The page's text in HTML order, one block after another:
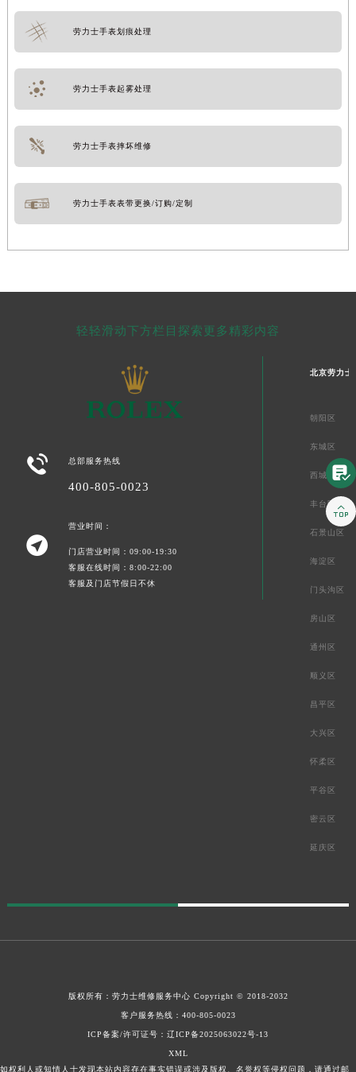
劳力士手表划痕处理
劳力士手表起雾处理
劳力士手表摔坏维修
劳力士手表表带更换/订购/定制
轻轻滑动下方栏目探索更多精彩内容
 总部服务热线
400-805-0023

营业时间：
门店营业时间：09:00-19:30
客服在线时间：8:00-22:00
客服及门店节假日不休
北京劳力士
朝阳区
东城区
西城区
丰台区
石景山区
海淀区
门头沟区
房山区
通州区
顺义区
昌平区
大兴区
怀柔区
平谷区
密云区
延庆区
版权所有： 劳力士维修服务中心 Copyright © 2018-2032
客户服务热线： 400-805-0023
ICP备案/许可证号：辽ICP备2025063022号-13
XML
如权利人或知情人士发现本站内容存在事实错误或涉及版权、名誉权等侵权问题，请通过邮

